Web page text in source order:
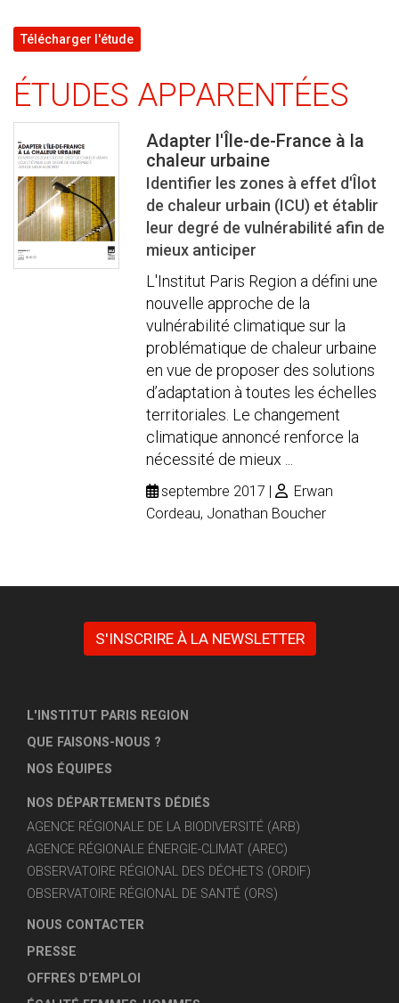
Télécharger l'étude
ÉTUDES APPARENTÉES
Adapter l'Île-de-France à la
chaleur urbaine
Identifier les zones à effet d'Îlot
de chaleur urbain (ICU) et établir
leur degré de vulnérabilité afin de
mieux anticiper
L'Institut Paris Region a défini une
nouvelle approche de la
vulnérabilité climatique sur la
problématique de chaleur urbaine
en vue de proposer des solutions
d’adaptation à toutes les échelles
territoriales. Le changement
climatique annoncé renforce la
nécessité de mieux ...
septembre 2017
Erwan
Cordeau, Jonathan Boucher
S'INSCRIRE À LA NEWSLETTER
L'INSTITUT PARIS REGION
QUE FAISONS-NOUS ?
NOS ÉQUIPES
NOS DÉPARTEMENTS DÉDIÉS
AGENCE RÉGIONALE DE LA BIODIVERSITÉ (ARB)
AGENCE RÉGIONALE ÉNERGIE-CLIMAT (AREC)
OBSERVATOIRE RÉGIONAL DES DÉCHETS (ORDIF)
OBSERVATOIRE RÉGIONAL DE SANTÉ (ORS)
NOUS CONTACTER
PRESSE
OFFRES D'EMPLOI